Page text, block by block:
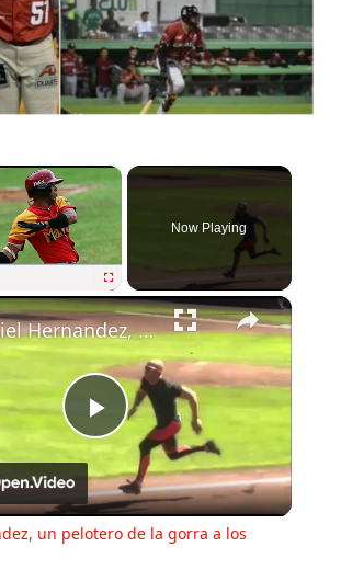
×
Fullscreen
Now Playing
×
Play
Video
Yadiel Hernandez, un pelotero de la gorra a los spikes.
un pelotero de la gorra a los